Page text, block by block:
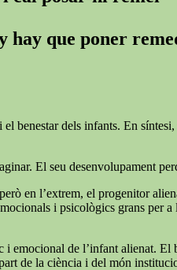
hay que poner
benestar dels infants. En
El seu desenvolupament
en l’extrem, el progenitor
i psicològics grans
emocional de l’infant alienat.
de la ciència i del món